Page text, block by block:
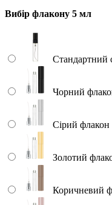
Вибір флакону 5 мл
Стандартний
Чорний
Сірий
Золотий
Коричневий